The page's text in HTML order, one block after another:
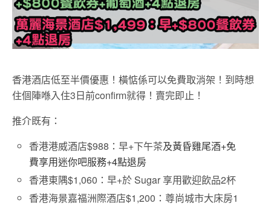
香港酒店低至半價優惠！橫惦係可以免費取消架！到時想
住個陣喺入住3日前confirm就得！賣完即止！
推介既有：
香港港威酒店$988：早+下午茶及黃昏雞尾酒+免
費享用迷你吧服務+4點退房
香港東隅$1,060：早+於 Sugar 享用歡迎飲品2杯
香港海景嘉福洲際酒店$1,200：尊尚城市大床房1